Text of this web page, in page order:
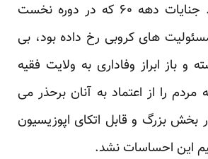
خودش ظاهر شد. جنایات دهه ۶۰ که در دوره نخست
های کروبی رخ داده بود، بی
و باز ابراز وفاداری به ولایت فقیه
مردم را از اعتماد به آنان برحذر می
بخش بزرگ و قابل اتکای اپوزیسیون
این احساسات نشد.